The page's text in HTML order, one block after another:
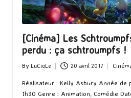
[Cinéma] Les
perdu : ça schtroumpfs !
Posted
by
By LuCioLe 20 avril 2017
in
Réalisateur : Kelly Asbury Année de
1h30 Genre : Animation, Comédie